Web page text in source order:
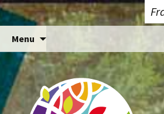
Xalbador Kolegioa
Euskaraz aitzina !
Menu
contenu